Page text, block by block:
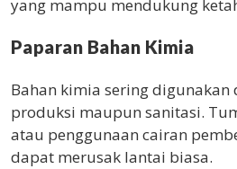
yang mampu mendukung
Paparan Bahan Kimia
Bahan kimia sering digunakan
produksi maupun sanitasi.
atau penggunaan cairan
dapat merusak lantai biasa.